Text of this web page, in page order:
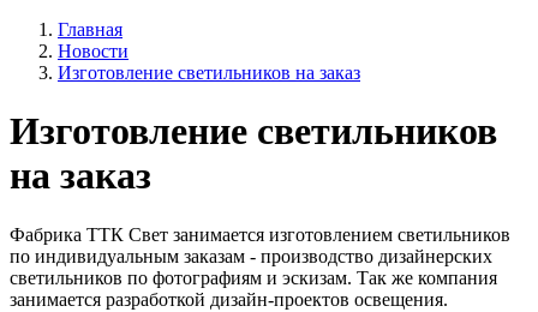
Главная
Новости
Изготовление светильников на заказ
Изготовление светильников
на заказ
Фабрика ТТК Свет занимается изготовлением светильников
по индивидуальным заказам - производство дизайнерских
светильников по фотографиям и эскизам. Так же компания
занимается разработкой дизайн-проектов освещения.